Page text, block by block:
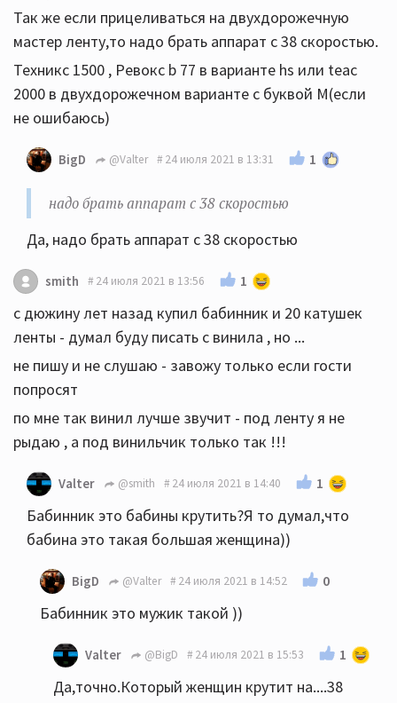
Так же если прицеливаться на двухдорожечную
мастер ленту,то надо брать аппарат с 38 скоростью.
Техникс 1500 , Ревокс b 77 в варианте hs или teac
2000 в двухдорожечном варианте с буквой М(если
не ошибаюсь)
BigD @Valter 24 июля 2021 в 13:31 1
надо брать аппарат с 38 скоростью
Да, надо брать аппарат с 38 скоростью
smith 24 июля 2021 в 13:56 1
с дюжину лет назад купил бабинник и 20 катушек
ленты - думал буду писать с винила , но ...
не пишу и не слушаю - завожу только если гости
попросят
по мне так винил лучше звучит - под ленту я не
рыдаю , а под винильчик только так !!!
Valter @smith 24 июля 2021 в 14:40 1
Бабинник это бабины крутить?Я то думал,что
бабина это такая большая женщина))
BigD @Valter 24 июля 2021 в 14:52 0
Бабинник это мужик такой ))
Valter @BigD 24 июля 2021 в 15:53 1
Да,точно.Который женщин крутит на....38